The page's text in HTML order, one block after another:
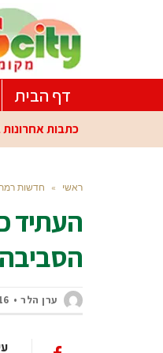
דף הבית
כתבות
ראשי » חדשות רמת
העתיד
הסביבה
ערן הלר 16